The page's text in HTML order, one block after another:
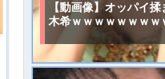
【動画像】オッパイ
木希ｗｗｗｗｗｗｗｗ